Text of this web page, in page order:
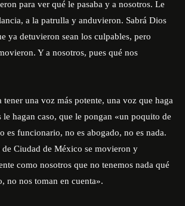
para ver qué le pasaba y a nosotros. Le
a la patrulla y anduvieron. Sabrá Dios
ya detuvieron sean los culpables, pero
Y a nosotros, pues qué nos
tener una voz más potente, una voz que haga
le hagan caso, que le pongan «un poquito de
es funcionario, no es abogado, no es nada.
Ciudad de México se movieron y
como nosotros que no tenemos nada qué
no nos toman en cuenta».